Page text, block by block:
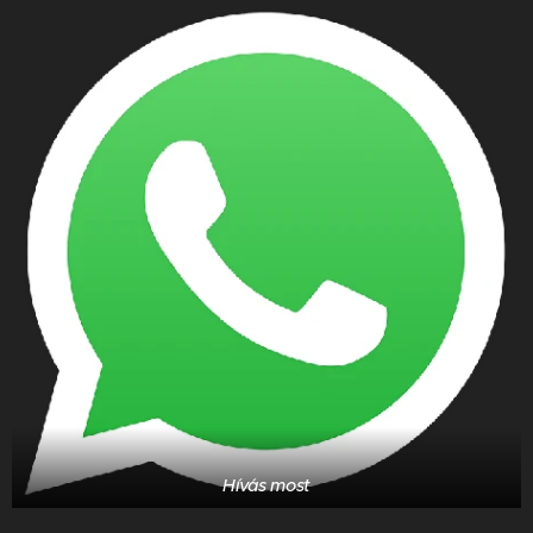
elhagyására
Bizonyos légyirtó módszerek esetén a
helyiség ideiglenes elhagyása kötelező.
Ha a légyirtás során füstölőt,
ködképzőt vagy spray-t használsz,
készülj fel arra, hogy a helyiséget a
vegyszerek hatóideje alatt el kell
hagyni, majd a visszatérés előtt
alaposan ki kell szellőztetni.
9.
Ellenőrizd a szomszédos
területeket
A tartós légymentes környezet érdekében a
környező helyiségek állapota is fontos.
Ha szükséges, végezz előzetes
intézkedéseket a szomszédos
Hívás most